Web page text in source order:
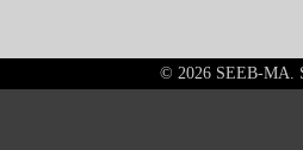
© 2026 SEEB-MA.